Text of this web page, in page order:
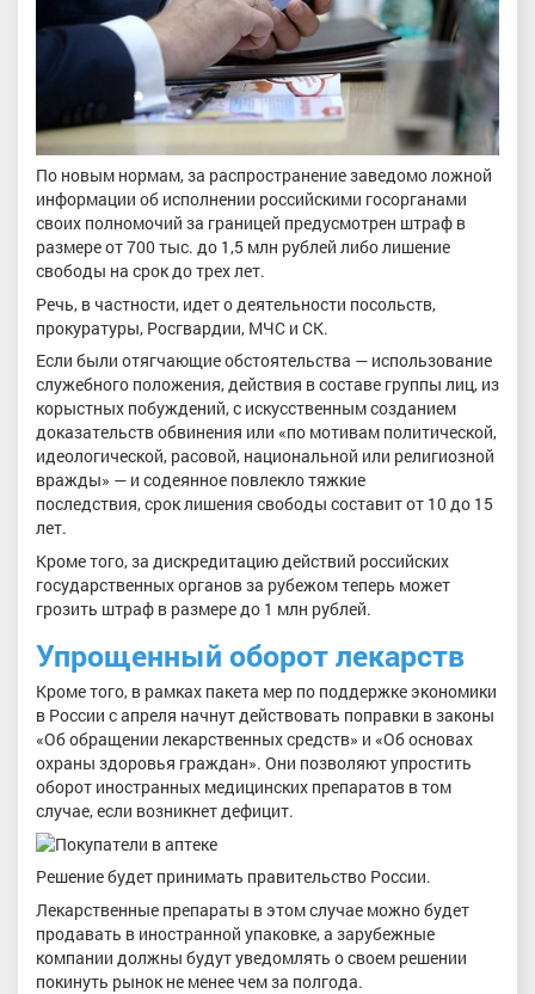
По новым нормам, за распространение заведомо ложной
информации об исполнении российскими госорганами
своих полномочий за границей предусмотрен штраф в
размере от 700 тыс. до 1,5 млн рублей либо лишение
свободы на срок до трех лет.
Речь, в частности, идет о деятельности посольств,
прокуратуры, Росгвардии, МЧС и СК.
Если были отягчающие обстоятельства — использование
служебного положения, действия в составе группы лиц, из
корыстных побуждений, с искусственным созданием
доказательств обвинения или «по мотивам политической,
идеологической, расовой, национальной или религиозной
вражды» — и содеянное повлекло тяжкие
последствия, срок лишения свободы составит от 10 до 15
лет.
Кроме того, за дискредитацию действий российских
государственных органов за рубежом теперь может
грозить штраф в размере до 1 млн рублей.
Упрощенный оборот лекарств
Кроме того, в рамках пакета мер по поддержке экономики
в России с апреля начнут действовать поправки в законы
«Об обращении лекарственных средств» и «Об основах
охраны здоровья граждан». Они позволяют упростить
оборот иностранных медицинских препаратов в том
случае, если возникнет дефицит.
Решение будет принимать правительство России.
Лекарственные препараты в этом случае можно будет
продавать в иностранной упаковке, а зарубежные
компании должны будут уведомлять о своем решении
покинуть рынок не менее чем за полгода.